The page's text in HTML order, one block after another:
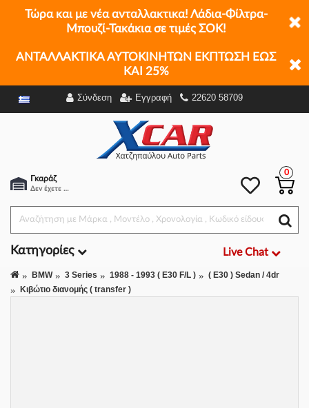
Τώρα και με νέα ανταλλακτικα! Λάδια-Φίλτρα-
Μπουζί-Τακάκια σε τιμές ΣΟΚ!
ΑΝΤΑΛΛΑΚΤΙΚΑ ΑΥΤΟΚΙΝΗΤΩΝ ΕΚΠΤΩΣΗ ΕΩΣ
ΚΑΙ 25%
Σύνδεση Εγγραφή 22620 58709
Γκαράζ
Δεν έχετε επιλέξει αμάξι.
0
Κατηγορίες Live Chat
BMW 3 Series 1988 - 1993 ( E30 F/L )
( E30 ) Sedan / 4dr
Κιβώτιο διανομής ( transfer )
Φίλτρα